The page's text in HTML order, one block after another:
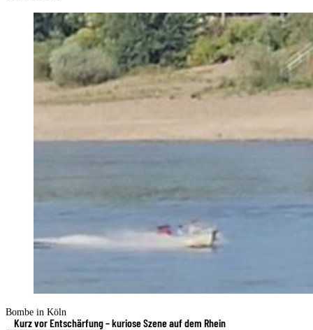
Bombe in Köln
Kurz vor Entschärfung – kuriose Szene auf dem Rhein